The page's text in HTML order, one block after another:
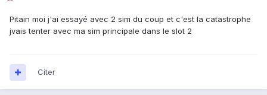
Pitain moi j'ai essayé avec 2 sim du coup et c'est la catastrophe
jvais tenter avec ma sim principale dans le slot 2
Citer